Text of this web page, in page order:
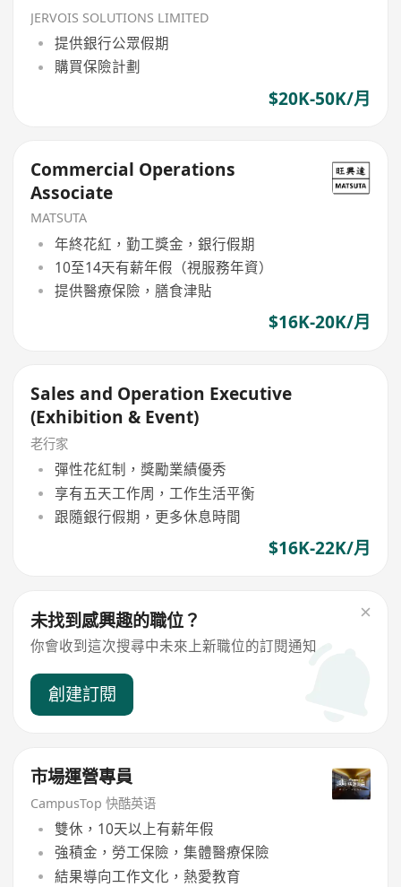
JERVOIS SOLUTIONS LIMITED
提供銀行公眾假期
購買保險計劃
$20K-50K/月
Commercial Operations
Associate
MATSUTA
年終花紅，勤工獎金，銀行假期
10至14天有薪年假（視服務年資）
提供醫療保險，膳食津貼
$16K-20K/月
Sales and Operation Executive
(Exhibition & Event)
老行家
彈性花紅制，獎勵業績優秀
享有五天工作周，工作生活平衡
跟隨銀行假期，更多休息時間
$16K-22K/月
未找到感興趣的職位？
你會收到這次搜尋中未來上新職位的訂閱通知
創建訂閱
市場運營專員
CampusTop 快酷英语
雙休，10天以上有薪年假
強積金，勞工保險，集體醫療保險
結果導向工作文化，熱愛教育